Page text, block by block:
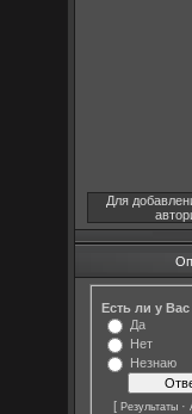
Для
Есть ли у Вас
Да
Нет
Незнаю
[Результаты ·